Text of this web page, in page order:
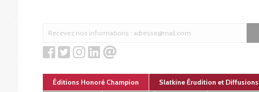
Éditions Honoré Champion Slatkine Érudition et Diffusions